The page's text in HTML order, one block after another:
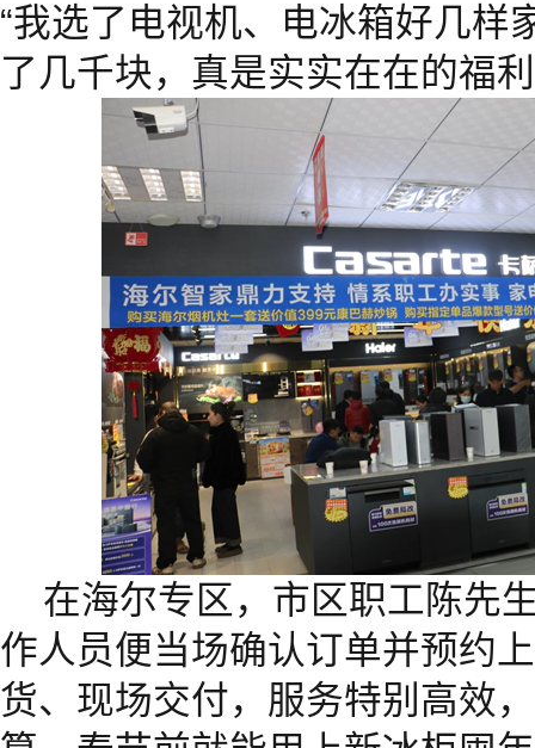
“我选了电视机、电冰箱好几样
了几千块，真是实实在在的福
在海尔专区，市区职工陈先
作人员便当场确认订单并预约
货、现场交付，服务特别高效